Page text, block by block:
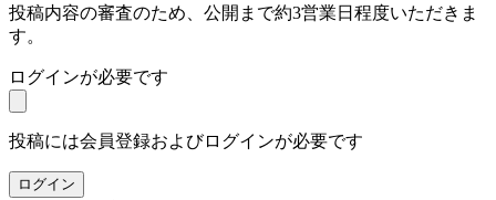
投稿内容の審査のため、公開まで約3営業日程度いただきま
す。
ログインが必要です
投稿には会員登録およびログインが必要です
ログイン